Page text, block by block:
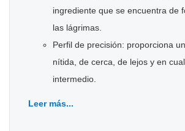
ingrediente que se encuentra de
las lágrimas.
Perfil de precisión: proporciona
nítida, de cerca, de lejos y en
intermedio.
Leer más...